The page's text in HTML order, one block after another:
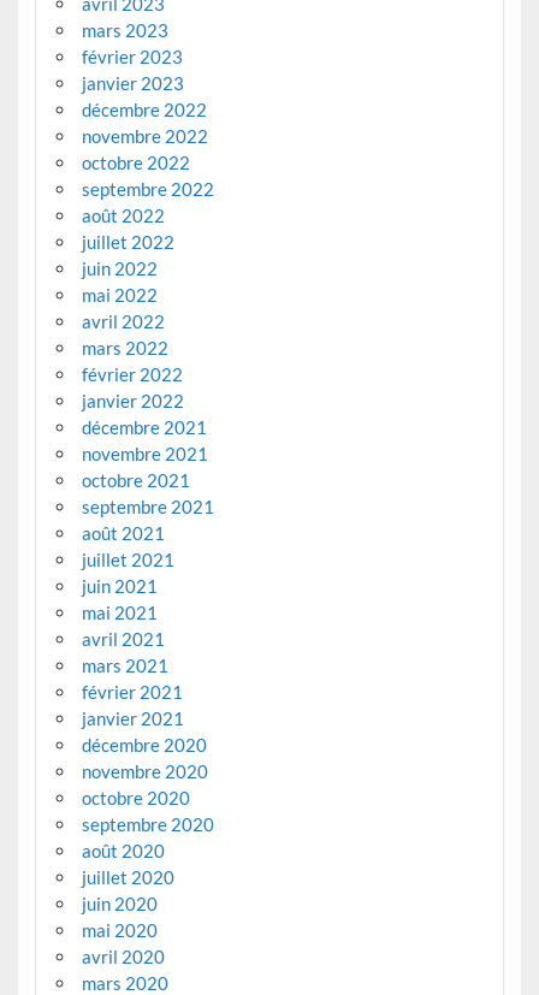
mars 2023
février 2023
janvier 2023
décembre 2022
novembre 2022
octobre 2022
septembre 2022
août 2022
juillet 2022
juin 2022
mai 2022
avril 2022
mars 2022
février 2022
janvier 2022
décembre 2021
novembre 2021
octobre 2021
septembre 2021
août 2021
juillet 2021
juin 2021
mai 2021
avril 2021
mars 2021
février 2021
janvier 2021
décembre 2020
novembre 2020
octobre 2020
septembre 2020
août 2020
juillet 2020
juin 2020
mai 2020
avril 2020
mars 2020